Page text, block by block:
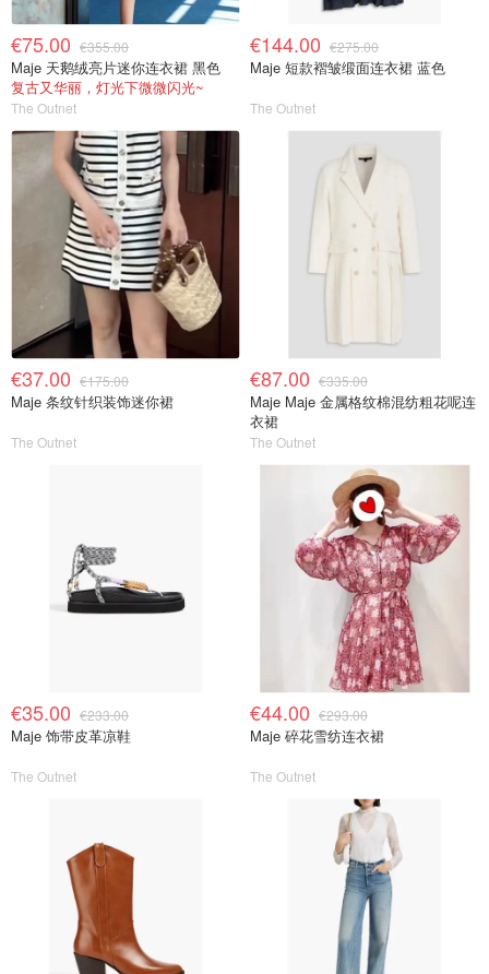
€75.00 €355.00
Maje 天鹅绒亮片迷你连衣裙 黑色
复古又华丽，灯光下微微闪光~
The Outnet
€144.00 €275.00
Maje 短款褶皱缎面连衣裙 蓝色
The Outnet
€37.00 €175.00
Maje 条纹针织装饰迷你裙
The Outnet
€87.00 €335.00
Maje Maje 金属格纹棉混纺粗花呢连
衣裙
The Outnet
€35.00 €233.00
Maje 饰带皮革凉鞋
The Outnet
€44.00 €293.00
Maje 碎花雪纺连衣裙
The Outnet